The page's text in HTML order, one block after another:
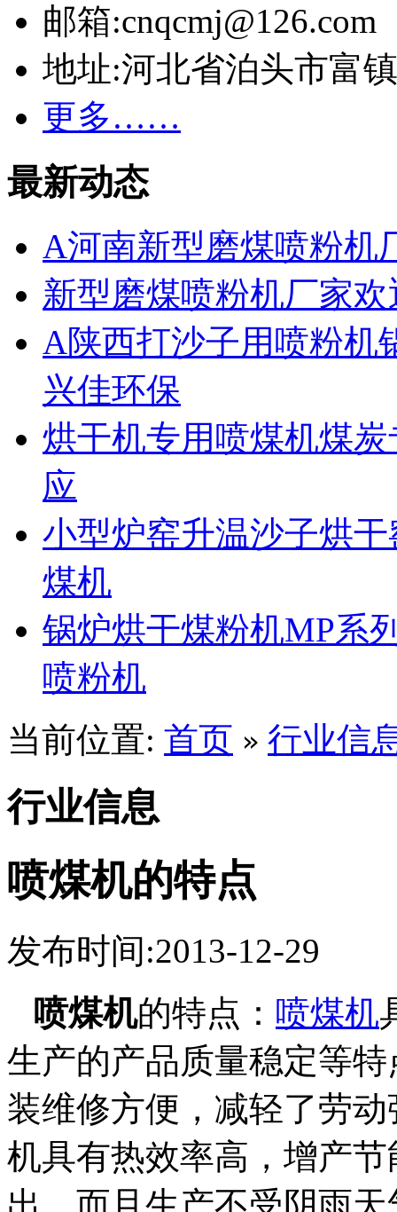
邮箱:cnqcmj@126.com
地址:河北省泊头市富
更多……
最新动态
A河南新型磨煤喷粉机
新型磨煤喷粉机厂家
A陕西打沙子用喷粉机
兴佳环保
烘干机专用喷煤机煤
应
小型炉窑升温沙子烘
煤机
锅炉烘干煤粉机MP系
喷粉机
当前位置: 首页 » 行业信
行业信息
喷煤机的特点
发布时间:2013-12-29
喷煤机的特点： 喷煤机
生产的产品质量稳定等
装维修方便，减轻了劳
机具有热效率高，增产